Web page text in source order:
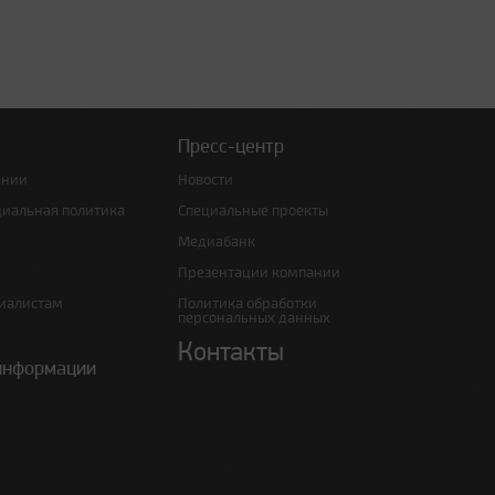
политика
Пресс-центр
Новости
Специальные проекты
Медиабанк
Презентации компании
Политика обработки
персональных данных
Контакты